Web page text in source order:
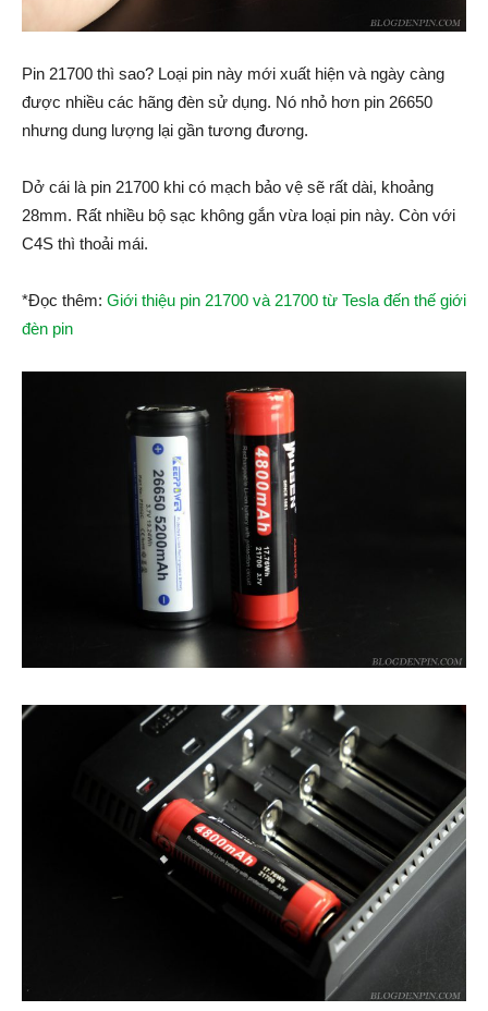
Pin 21700 thì sao? Loại pin này mới xuất hiện và ngày càng
được nhiều các hãng đèn sử dụng. Nó nhỏ hơn pin 26650
nhưng dung lượng lại gần tương đương.
Dở cái là pin 21700 khi có mạch bảo vệ sẽ rất dài, khoảng
28mm. Rất nhiều bộ sạc không gắn vừa loại pin này. Còn với
C4S thì thoải mái.
*Đọc thêm: Giới thiệu pin 21700 và 21700 từ Tesla đến thế giới
đèn pin